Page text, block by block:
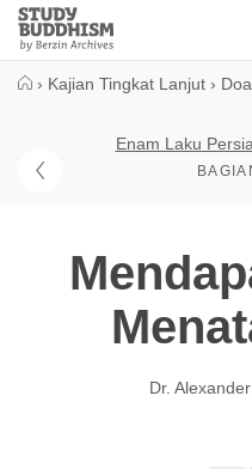
Close
Study
Buddhism
› Kajian Tingkat Lanjut ›
Enam Laku
Dr.